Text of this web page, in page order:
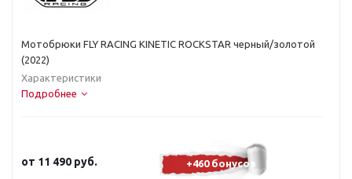
Мотобрюки FLY RACING KINETIC ROCKSTAR черный/золотой
(2022)
Характеристики
Подробнее
от 11 490 руб. +460 бонусов